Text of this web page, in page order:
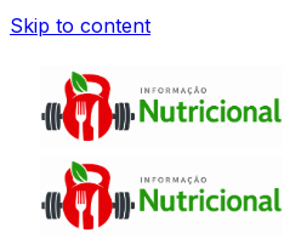
Skip to content